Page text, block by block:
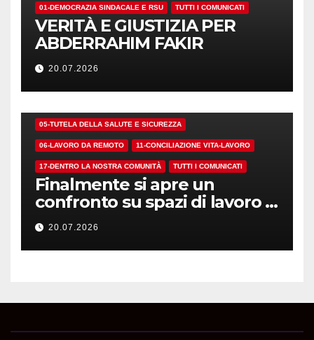
01-DEMOCRAZIA SINDACALE E RSU TUTTI I COMUNICATI
VERITÀ E GIUSTIZIA PER
ABDERRAHIM FAKIR
20.07.2026
05-TUTELA DELLA SALUTE E SICUREZZA
06-LAVORO DA REMOTO 11-CONCILIAZIONE VITA-LAVORO
17-DENTRO LA NOSTRA COMUNITÀ TUTTI I COMUNICATI
Finalmente si apre un
confronto su spazi di lavoro e
dotazioni
20.07.2026